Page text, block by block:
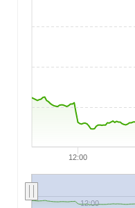
12:00
12:00